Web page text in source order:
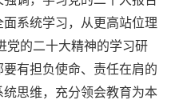
系统学习，从更高站位理
党的二十大精神的学习研
有担负使命、责任在肩的
思维，充分领会教育为本